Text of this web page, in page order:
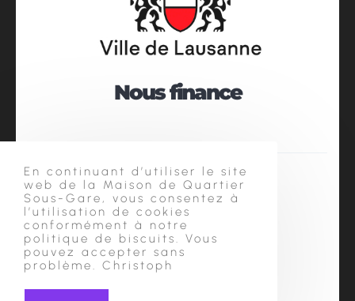
Nous finance
Souvent
En continuant d’utiliser le site
web de la Maison de Quartier
Sous-Gare, vous consentez à
l’utilisation de cookies
conformément à notre
politique de biscuits. Vous
pouvez accepter sans
problème. Christoph